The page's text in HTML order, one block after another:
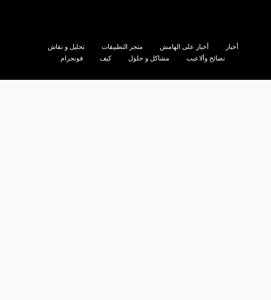
أخبار أخبار على الهامش متجر التطبيقات
تحليل و نقاش
نصائح وألاعيب
مشاكل و حلول كيف فونجرام